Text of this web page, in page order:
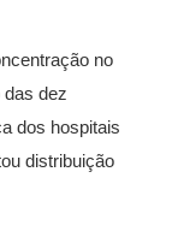
no
dez
dos hospitais
distribuição